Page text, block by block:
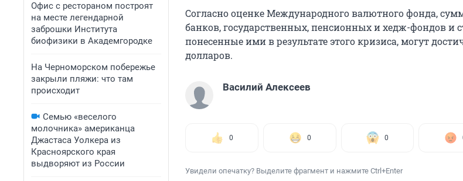
Офис с рестораном построят
на месте легендарной
заброшки Института
биофизики в Академгородке
На Черноморском побережье
закрыли пляжи: что там
происходит
Семью «веселого
молочника» американца
Джастаса Уолкера из
Красноярского края
выдворяют из России
Согласно оценке Международного валютного фонда,
банков, государственных, пенсионных и хедж-фондов и
понесенные ими в результате этого кризиса, могут
долларов.
Василий Алексеев
0 0 0
Увидели опечатку? Выделите фрагмент и нажмите Ctrl+Enter